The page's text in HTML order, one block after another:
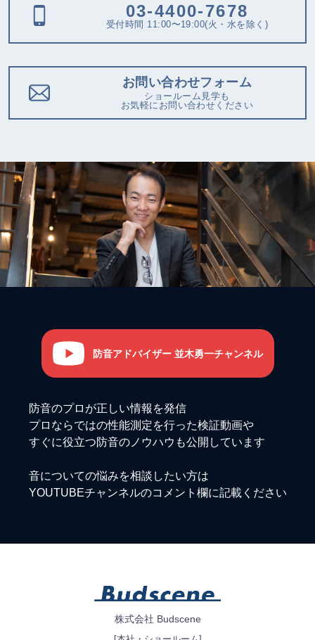
03-4400-7678
受付時間 11:00〜19:00(火・水を除く)
お問い合わせフォーム
ショールーム見学も
お気軽にお問い合わせください
防音アドバイザー 並木勇一チャンネル
防音のプロが正しい情報を発信
プロならではの性能測定を行った検証動画や
すぐに役立つ防音のノウハウも公開しています
音についての悩みを相談したい方は
YOUTUBEチャンネルのコメント欄に記載ください
株式会社 Budscene